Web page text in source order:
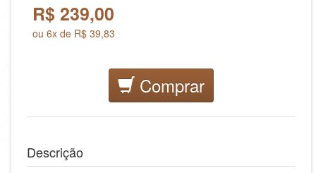
R$ 239,00
ou 6x de R$ 39,83
Comprar
Descrição